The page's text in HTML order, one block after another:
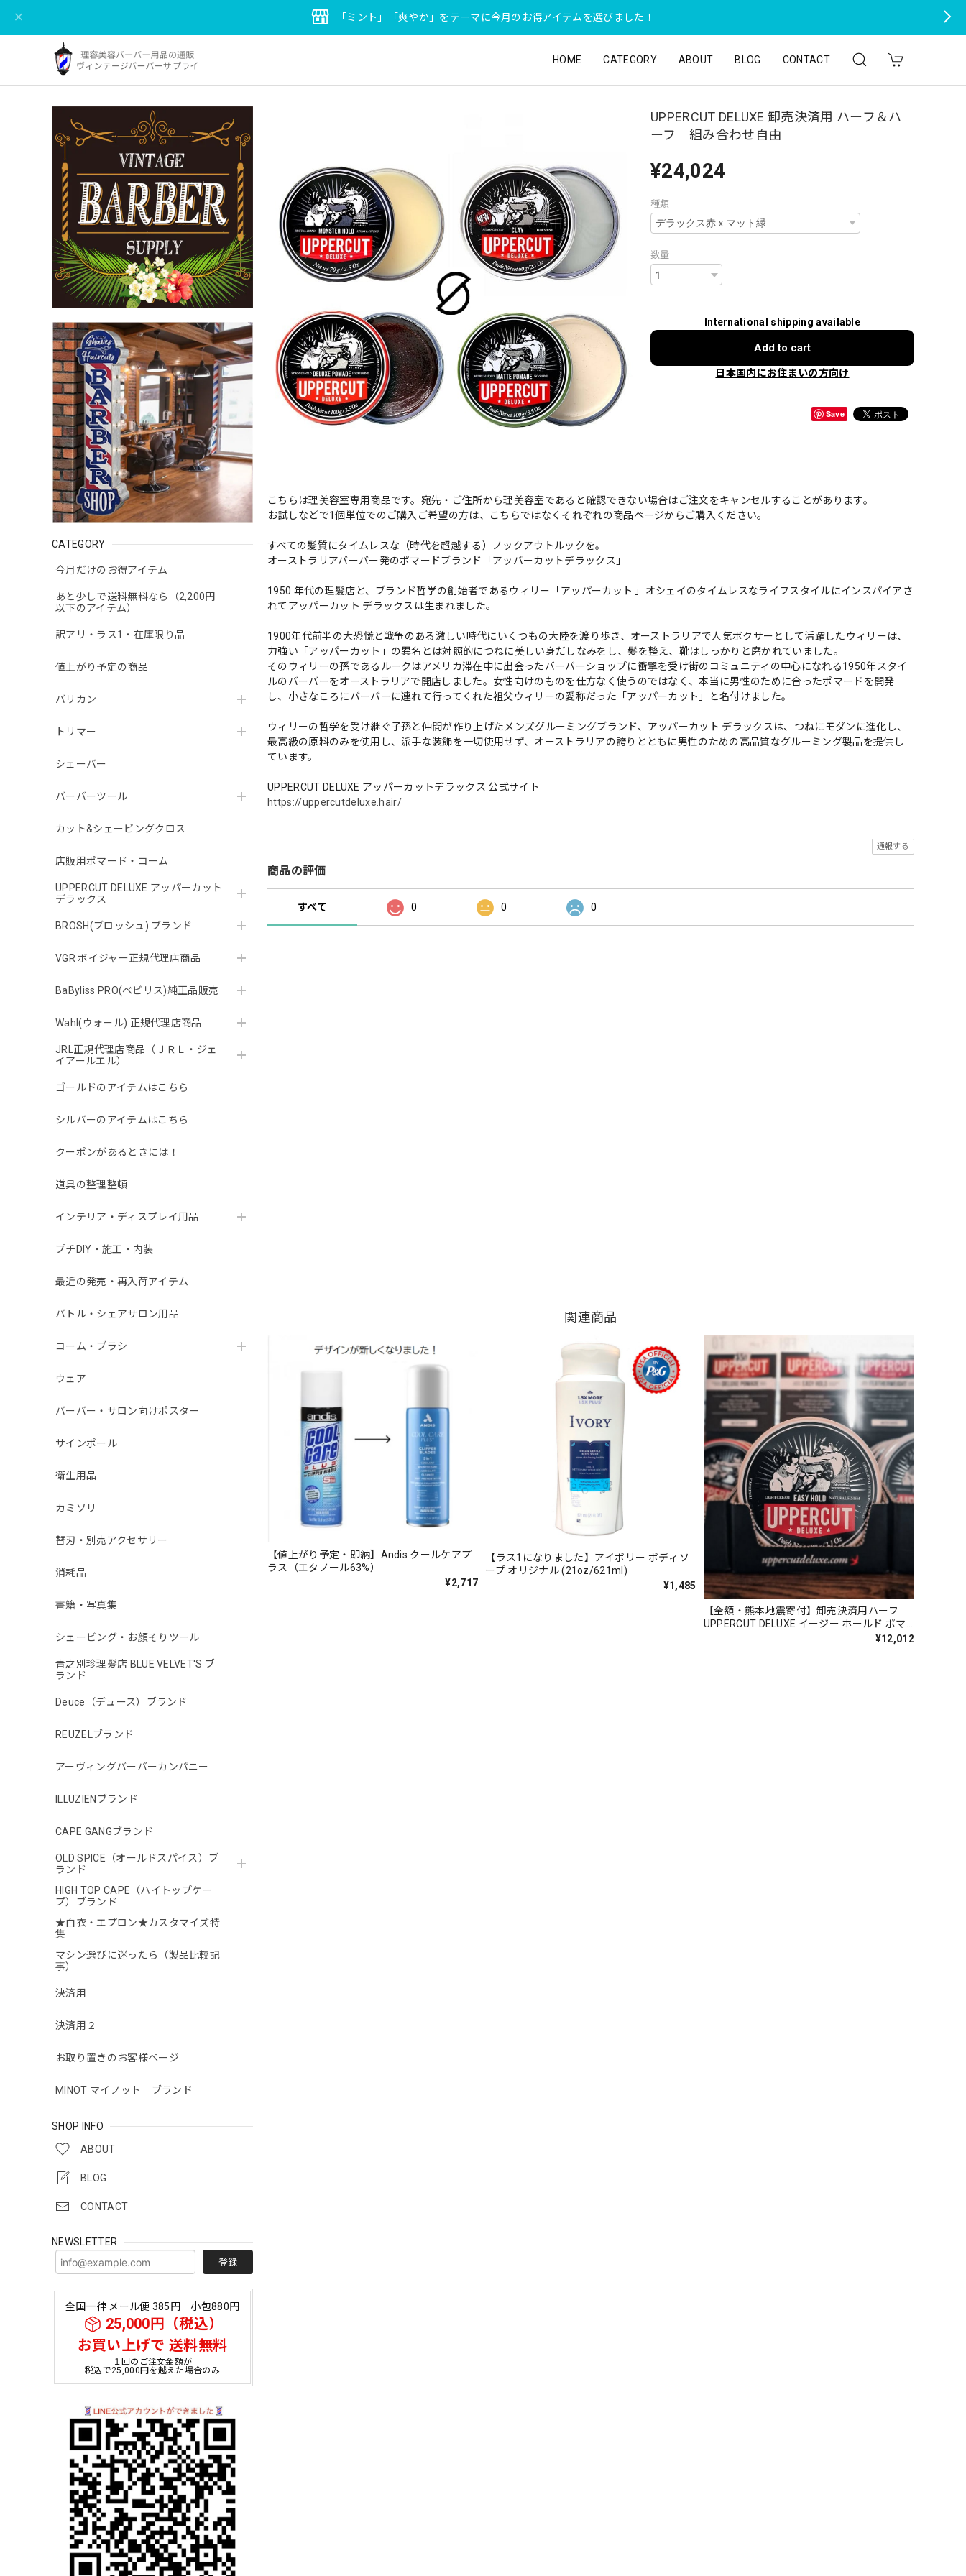
「ミント」「爽やか」をテーマに今月のお得アイテムを選びました！
HOME CATEGORY ABOUT BLOG CONTACT
CATEGORY
今月だけのお得アイテム
あと少しで送料無料なら（2,200円
以下のアイテム）
訳アリ・ラス1・在庫限り品
値上がり予定の商品
バリカン
トリマー
シェーバー
バーバーツール
カット&シェービングクロス
店販用ポマード・コーム
UPPERCUT DELUXE アッパーカット
デラックス
BROSH(ブロッシュ) ブランド
VGR ボイジャー正規代理店商品
BaByliss PRO(ベビリス)純正品販売
Wahl(ウォール) 正規代理店商品
JRL正規代理店商品（ＪＲＬ・ジェ
イアールエル）
ゴールドのアイテムはこちら
シルバーのアイテムはこちら
クーポンがあるときには！
道具の整理整頓
インテリア・ディスプレイ用品
プチDIY・施工・内装
最近の発売・再入荷アイテム
バトル・シェアサロン用品
コーム・ブラシ
ウェア
バーバー・サロン向けポスター
サインポール
衛生用品
カミソリ
替刃・別売アクセサリー
消耗品
書籍・写真集
シェービング・お顔そりツール
青之別珍理髪店 BLUE VELVET'S ブ
ランド
Deuce（デュース）ブランド
REUZELブランド
アーヴィングバーバーカンパニー
ILLUZIENブランド
CAPE GANGブランド
OLD SPICE（オールドスパイス）ブ
ランド
HIGH TOP CAPE（ハイトップケー
プ）ブランド
★白衣・エプロン★カスタマイズ特
集
マシン選びに迷ったら（製品比較記
事）
決済用
決済用２
お取り置きのお客様ページ
MINOT マイノット ブランド
SHOP INFO
ABOUT
BLOG
CONTACT
NEWSLETTER
登録
全国一律 メール便 385円 小包880円
25,000円（税込）
お買い上げで 送料無料
１回のご注文金額が
税込で25,000円を越えた場合のみ
UPPERCUT DELUXE 卸売決済用 ハーフ＆ハ
ーフ 組み合わせ自由
¥24,024
種類
数量
International shipping available
Add to cart
日本国内にお住まいの方向け
Save
こちらは理美容室専用商品です。宛先・ご住所から理美容室であると確認できない場合はご注文をキャンセルすることがあります。
お試しなどで1個単位でのご購入ご希望の方は、こちらではなくそれぞれの商品ページからご購入ください。
すべての髪質にタイムレスな（時代を超越する）ノックアウトルックを。
オーストラリアバーバー発のポマードブランド「アッパーカットデラックス」
1950 年代の理髪店と、ブランド哲学の創始者であるウィリー「アッパーカット 」オシェイのタイムレスなライフスタイルにインスパイアさ
れてアッパーカット デラックスは生まれました。
1900年代前半の大恐慌と戦争のある激しい時代にいくつもの大陸を渡り歩き、オーストラリアで人気ボクサーとして活躍したウィリーは、
力強い「アッパーカット」の異名とは対照的につねに美しい身だしなみをし、髪を整え、靴はしっかりと磨かれていました。
そのウィリーの孫であるルークはアメリカ滞在中に出会ったバーバーショップに衝撃を受け街のコミュニティの中心になれる1950年スタイ
ルのバーバーをオーストラリアで開店しました。女性向けのものを仕方なく使うのではなく、本当に男性のために合ったポマードを開発
し、小さなころにバーバーに連れて行ってくれた祖父ウィリーの愛称だった「アッパーカット」と名付けました。
ウィリーの哲学を受け継ぐ子孫と仲間が作り上げたメンズグルーミングブランド、アッパーカット デラックスは、つねにモダンに進化し、
最高級の原料のみを使用し、派手な装飾を一切使用せず、オーストラリアの誇りとともに男性のための高品質なグルーミング製品を提供し
ています。
UPPERCUT DELUXE アッパーカットデラックス 公式サイト
https://uppercutdeluxe.hair/
通報する
商品の評価
すべて 0 0 0
関連商品
【値上がり予定・即納】Andis クールケアプ
ラス（エタノール63%）
¥2,717
【ラス1になりました】アイボリー ボディソ
ープ オリジナル (21oz/621ml)
¥1,485
【全額・熊本地震寄付】卸売決済用ハーフ
UPPERCUT DELUXE イージー ホールド ポマ
¥12,012